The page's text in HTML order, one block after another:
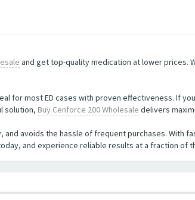
and get top-quality medication at lower prices.
for most ED cases with proven effectiveness. If
solution, Buy Cenforce 200 Wholesale delivers
avoids the hassle of frequent purchases. With
and experience reliable results at a fraction of